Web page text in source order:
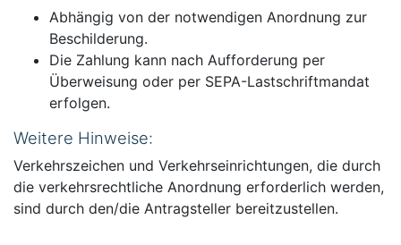
Abhängig von der notwendigen Anordnung zur
Beschilderung.
Die Zahlung kann nach Aufforderung per
Überweisung oder per SEPA-Lastschriftmandat
erfolgen.
Weitere Hinweise:
Verkehrszeichen und Verkehrseinrichtungen, die durch
die verkehrsrechtliche Anordnung erforderlich werden,
sind durch den/die Antragsteller bereitzustellen.